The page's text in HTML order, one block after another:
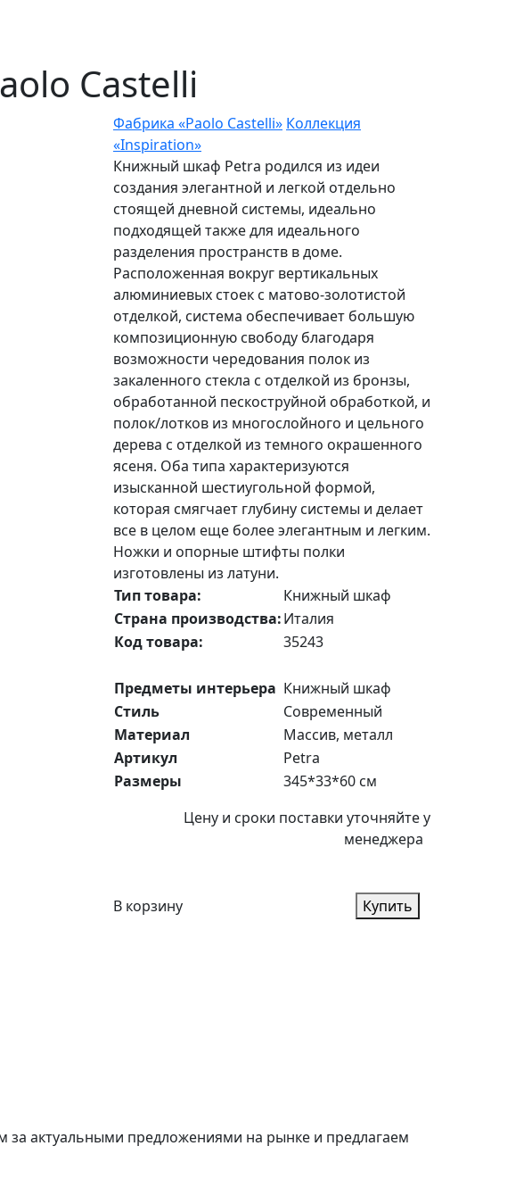
Castelli
Фабрика «Paolo Castelli» Коллекция
«Inspiration»
Книжный шкаф Petra родился из идеи
создания элегантной и легкой отдельно
стоящей дневной системы, идеально
подходящей также для идеального
разделения пространств в доме.
Расположенная вокруг вертикальных
алюминиевых стоек с матово-золотистой
отделкой, система обеспечивает большую
композиционную свободу благодаря
возможности чередования полок из
закаленного стекла с отделкой из бронзы,
обработанной пескоструйной обработкой, и
полок/лотков из многослойного и цельного
дерева с отделкой из темного окрашенного
ясеня. Оба типа характеризуются
изысканной шестиугольной формой,
которая смягчает глубину системы и делает
все в целом еще более элегантным и легким.
Ножки и опорные штифты полки
изготовлены из латуни.
Тип товара:
Книжный шкаф
Страна производства:Италия
Код товара:
35243
Предметы интерьера Книжный шкаф
Стиль
Современный
Материал
Массив, металл
Артикул
Petra
Размеры
345*33*60 см
Цену и сроки поставки уточняйте у
менеджера
В корзину Купить
за актуальными предложениями на рынке и предлагаем